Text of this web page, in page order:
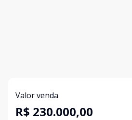
Valor venda
R$ 230.000,00